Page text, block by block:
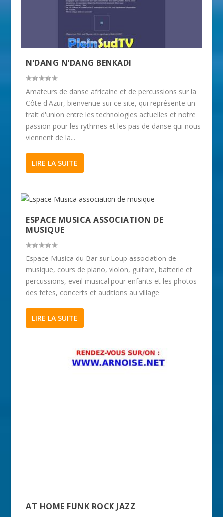
N’DANG N’DANG BENKADI
Amateurs de danse africaine et de percussions sur la
Côte d'Azur, bienvenue sur ce site, qui représente un
trait d'union entre les technologies actuelles et notre
passion pour les rythmes et les pas de danse qui nous
viennent de la...
LIRE LA SUITE
ESPACE MUSICA ASSOCIATION DE
MUSIQUE
Espace Musica du Bar sur Loup association de
musique, cours de piano, violon, guitare, batterie et
percussions, eveil musical pour enfants et les photos
des fetes, concerts et auditions au village
LIRE LA SUITE
AT HOME FUNK ROCK JAZZ